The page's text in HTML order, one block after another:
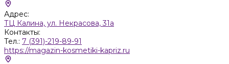
Адрес:
ТЦ Калина, ул. Некрасова, 31а
Контакты:
Тел.: 7 (391)-219-89-91
https://magazin-kosmetiki-kapriz.ru